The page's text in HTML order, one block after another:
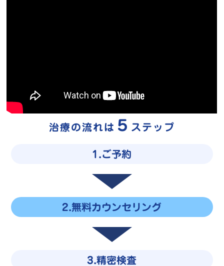
治療の流れは ５ ステップ
1.ご予約
2.無料カウンセリング
3.精密検査